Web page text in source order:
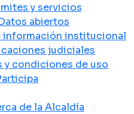
y servicios
abiertos
información institucional
judiciales
y condiciones de uso
de la Alcaldía